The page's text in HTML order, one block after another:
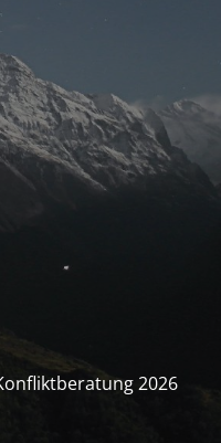
2026